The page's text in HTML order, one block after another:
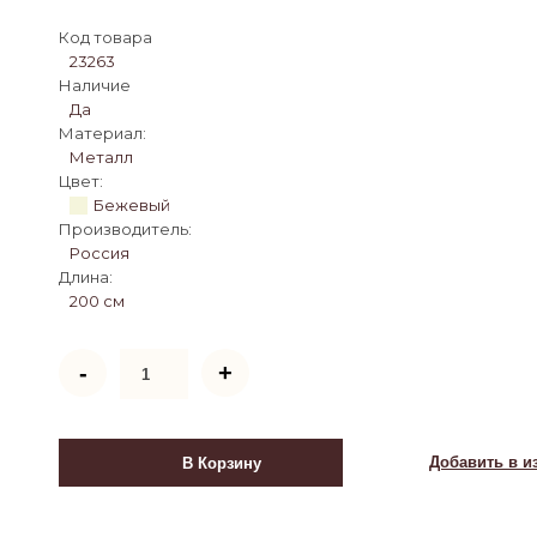
Код товара
23263
Наличие
Да
Материал:
Металл
Цвет:
Бежевый
Производитель:
Россия
Длина:
200 см
-
товара
Шарм
(90х200/
Бежевый)
+
В Корзину Добавить в